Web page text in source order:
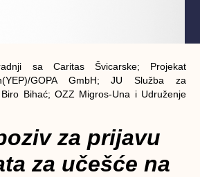
sa Caritas Švicarske; Projekat
GOPA GmbH; JU Služba za
Bihać; OZZ Migros-Una i Udruženje
za prijavu
za učešće na